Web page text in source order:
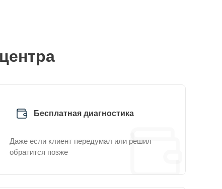
Бесплатная диагностика
Даже если клиент передумал или решил
обратится позже